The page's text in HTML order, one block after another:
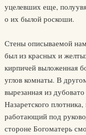
уцелевших еще,
о их былой роскоши.
Стены описываемой
был из красных и
кирпичей выложенная
углов комнаты. В
вырезанная из
Назаретского
работающий под
стороне Богоматерь